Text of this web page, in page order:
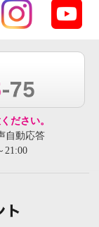
ださい。
自動応答
21:00